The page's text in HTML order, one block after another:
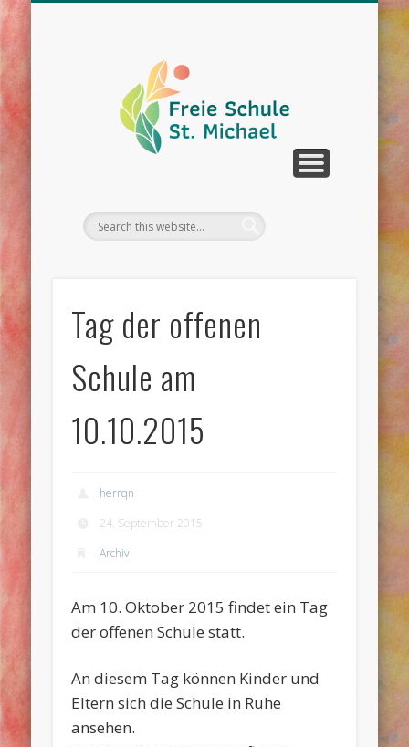
Tag der offenen
Schule am
10.10.2015
herrqn
24. September 2015
Archiv
Am 10. Oktober 2015 findet ein Tag
der offenen Schule statt.
An diesem Tag können Kinder und
Eltern sich die Schule in Ruhe
ansehen.